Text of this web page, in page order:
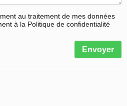
au traitement de mes données
à la Politique de confidentialité
Envoyer